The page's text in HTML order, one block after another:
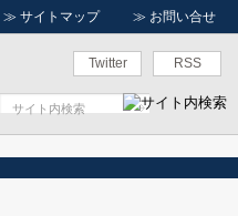
≫ サイトマップ ≫ お問い合せ
Twitter RSS